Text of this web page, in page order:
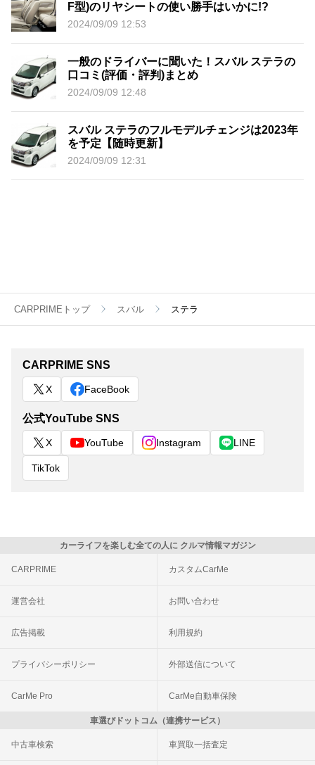
F型)のリヤシートの使い勝手はいかに!?
2024/09/09 12:53
一般のドライバーに聞いた！スバル ステラの
口コミ(評価・評判)まとめ
2024/09/09 12:48
スバル ステラのフルモデルチェンジは2023年
を予定【随時更新】
2024/09/09 12:31
CARPRIMEトップ スバル ステラ
CARPRIME SNS
X FaceBook
公式YouTube SNS
X YouTube Instagram LINE
TikTok
カーライフを楽しむ全ての人に クルマ情報マガジン
CARPRIME カスタムCarMe
運営会社 お問い合わせ
広告掲載 利用規約
プライバシーポリシー 外部送信について
CarMe Pro CarMe自動車保険
車選びドットコム（連携サービス）
中古車検索 車買取一括査定